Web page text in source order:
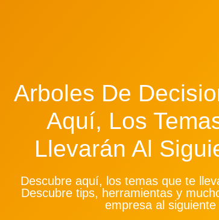
Arboles De
Aquí, Los
Llevarán Al
Descubre aquí, los temas que te
Descubre tips, herramientas y
empresa al siguiente